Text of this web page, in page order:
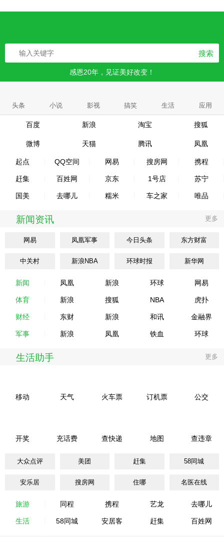
搜索
感恩20年，见证美好改变！
头条 小说 影视 搞笑 生活 应用
百度 新浪 淘宝 搜狐
微博 天猫 腾讯 凤凰
起点 QQ空间 网易 搜房网 携程
赶集 百姓网 京东 1号店 苏宁
国美 去哪儿 糯米 车之家 唯品
新闻资讯 更多
网易 凤凰军事 今日头条 东方财富
中关村 新浪NBA 环球时报 新华网
新闻 凤凰 新浪 环球 网易
体育 新浪 搜狐 NBA 虎扑
财经 东财 新浪 和讯 金融界
军事 新浪 凤凰 铁血 环球
生活助手 更多
移动 天气 火车票 订机票 公交
开奖 充话费 查快递 地图 查违章
大众点评 美团 赶集 58同城
安乐居 搜房网 住哪 名医在线
旅游 同程 携程 艺龙 去哪儿
生活 58同城 安居客 赶集 百姓网